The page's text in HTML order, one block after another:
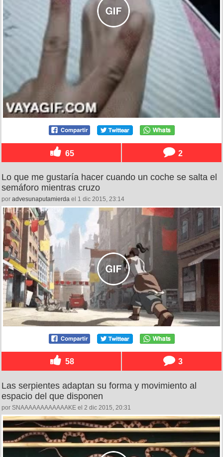
65 2
Lo que me gustaría hacer cuando un coche se salta el
semáforo mientras cruzo
por advesunaputamierda el 1 dic 2015, 23:14
58 3
Las serpientes adaptan su forma y movimiento al
espacio del que disponen
por SNAAAAAAAAAAAAKE el 2 dic 2015, 20:31